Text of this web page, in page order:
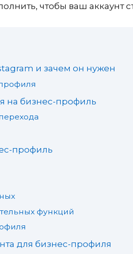
чтобы ваш аккаунт
и зачем он нужен
на бизнес-профиль
профиль
функций
для бизнес-профиля